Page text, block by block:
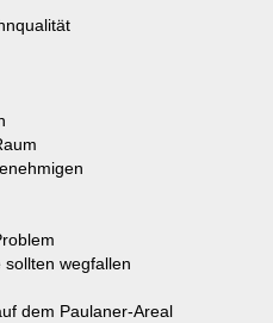
wegfallen
dem Paulaner-Areal